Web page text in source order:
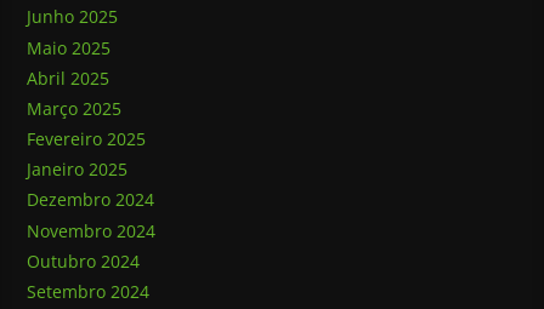
Junho 2025
Maio 2025
Abril 2025
Março 2025
Fevereiro 2025
Janeiro 2025
Dezembro 2024
Novembro 2024
Outubro 2024
Setembro 2024